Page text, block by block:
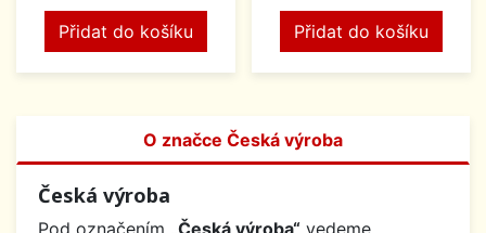
Přidat do košíku Přidat do košíku
O značce Česká výroba
Česká výroba
Pod označením „Česká výroba“ vedeme